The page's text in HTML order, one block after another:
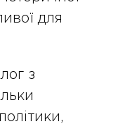
для
з